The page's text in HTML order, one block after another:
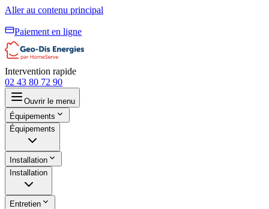
Aller au contenu principal
Paiement en ligne
Intervention rapide
02 43 80 72 90
Ouvrir le menu
Équipements
Équipements
Installation
Installation
Entretien